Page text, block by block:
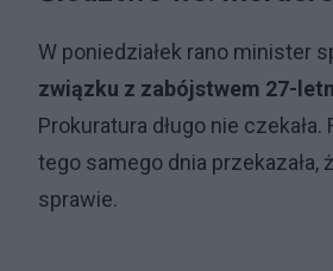
W poniedziałek rano minister
związku z zabójstwem 27-
Prokuratura długo nie
tego samego dnia
sprawie.